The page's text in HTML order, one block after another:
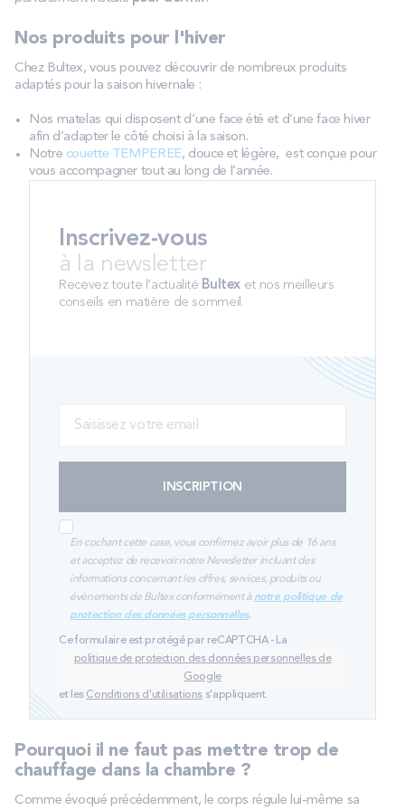
Nos produits pour l'hiver
Chez Bultex, vous pouvez découvrir de nombreux produits
adaptés pour la saison hivernale :
Nos matelas qui disposent d’une face été et d’une face hiver
afin d’adapter le côté choisi à la saison.
Notre couette TEMPEREE, douce et légère, est conçue pour
vous accompagner tout au long de l’année.
Inscrivez-vous
à la newsletter
Recevez toute l’actualité Bultex et nos meilleurs
conseils en matière de sommeil.
INSCRIPTION
En cochant cette case, vous confirmez avoir plus de 16 ans
et acceptez de recevoir notre Newsletter incluant des
informations concernant les offres, services, produits ou
évènements de Bultex conformément à notre politique de
protection des données personnelles.
Ce formulaire est protégé par reCAPTCHA - La
politique de protection des données personnelles de
Google
et les Conditions d'utilisations s'appliquent.
Pourquoi il ne faut pas mettre trop de
chauffage dans la chambre ?
Comme évoqué précédemment, le corps régule lui-même sa